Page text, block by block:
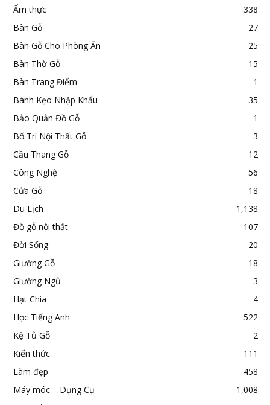
Ẩm thực
338
Bàn Gỗ
27
Bàn Gỗ Cho Phòng Ăn
25
Bàn Thờ Gỗ
15
Bàn Trang Điểm
1
Bánh Kẹo Nhập Khẩu
35
Bảo Quản Đồ Gỗ
1
Bố Trí Nội Thất Gỗ
3
Cầu Thang Gỗ
12
Công Nghệ
56
Cửa Gỗ
18
Du Lịch
1,138
Đồ gỗ nội thất
107
Đời Sống
20
Giường Gỗ
18
Giường Ngủ
3
Hạt Chia
4
Học Tiếng Anh
522
Kệ Tủ Gỗ
2
Kiến thức
111
Làm đẹp
458
Máy móc – Dụng Cụ
1,008